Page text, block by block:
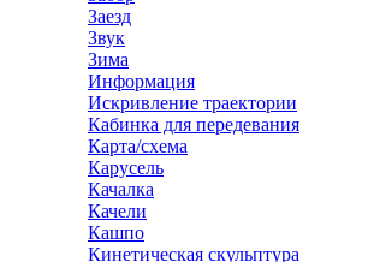
Заезд
Звук
Зима
Информация
Искривление траектории
Кабинка для передевания
Карта/схема
Карусель
Качалка
Качели
Кашпо
Кинетическая скульптура